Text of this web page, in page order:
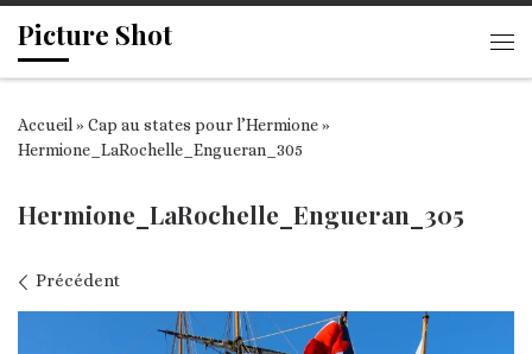
Passer au contenu
Picture Shot
Accueil» Cap au states pour l’Hermione»
Hermione_LaRochelle_Engueran_305
Hermione_LaRochelle_Engueran_305
Navigation des images
Précédent